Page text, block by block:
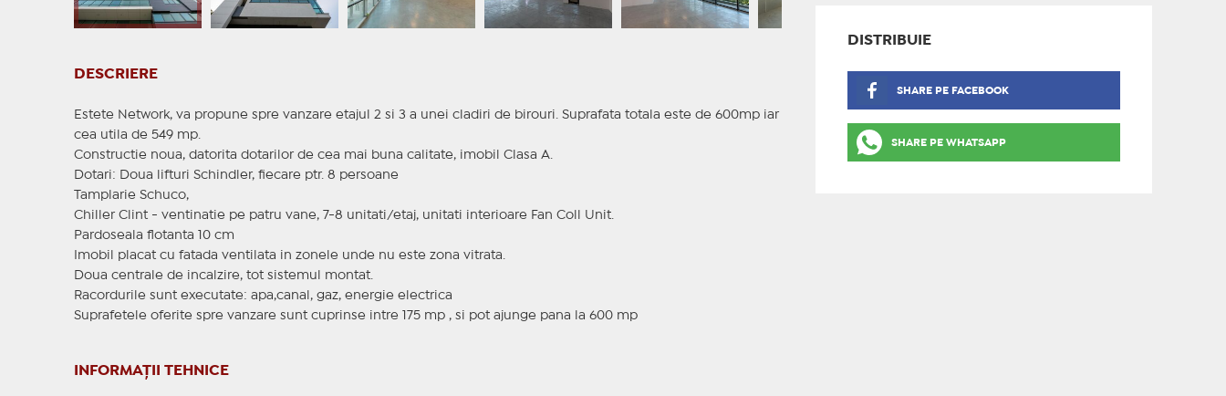
DESCRIERE
Estete Network, va propune spre vanzare etajul 2 si 3 a unei cladiri de birouri. Suprafata totala este de 600mp iar
cea utila de 549 mp.
Constructie noua, datorita dotarilor de cea mai buna calitate, imobil Clasa A.
Dotari: Doua lifturi Schindler, fiecare ptr. 8 persoane
Tamplarie Schuco,
Chiller Clint - ventinatie pe patru vane, 7-8 unitati/etaj, unitati interioare Fan Coll Unit.
Pardoseala flotanta 10 cm
Imobil placat cu fatada ventilata in zonele unde nu este zona vitrata.
Doua centrale de incalzire, tot sistemul montat.
Racordurile sunt executate: apa,canal, gaz, energie electrica
Suprafetele oferite spre vanzare sunt cuprinse intre 175 mp , si pot ajunge pana la 600 mp
INFORMAȚII TEHNICE
DISTRIBUIE
SHARE PE FACEBOOK
SHARE PE WHATSAPP